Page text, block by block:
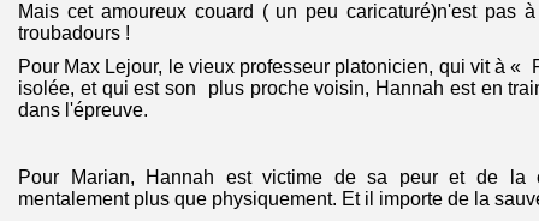
Mais cet amoureux couard ( un peu caricaturé)n'est pas
troubadours !
Pour Max Lejour, le vieux professeur platonicien, qui vit à «
isolée, et qui est son plus proche voisin, Hannah est en
dans l'épreuve.
Pour Marian, Hannah est victime de sa peur et de la
mentalement plus que physiquement. Et il importe de la